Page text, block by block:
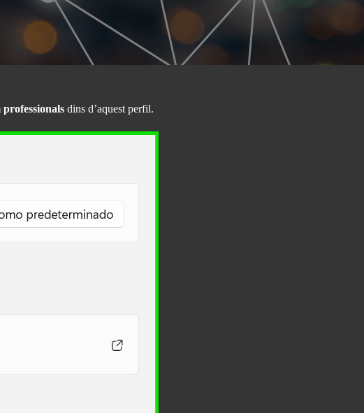
professionals dins d’aquest perfil.